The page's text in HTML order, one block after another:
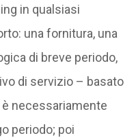
in qualsiasi
una fornitura, una
di breve periodo,
di servizio – basato
necessariamente
periodo; poi